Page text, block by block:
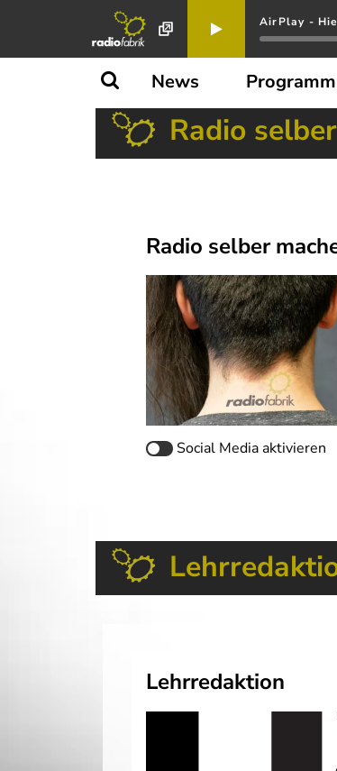
AirPlay -
News Programm
Radio
Radio selber
Social Mediaaktivieren
Lehrredaktion